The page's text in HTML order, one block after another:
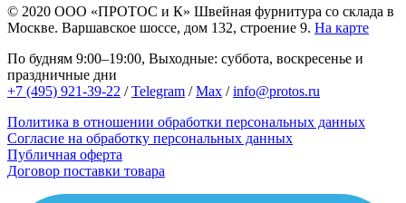
© 2020 ООО «ПРОТОС и К» Швейная фурнитура со склада в
Москве. Варшавское шоссе, дом 132, строение 9. На карте
По будням 9:00–19:00, Выходные: суббота, воскресенье и
праздничные дни
+7 (495) 921-39-22 /Telegram /Max /info@protos.ru
Политика в отношении обработки персональных данных
Согласие на обработку персональных данных
Публичная оферта
Договор поставки товара